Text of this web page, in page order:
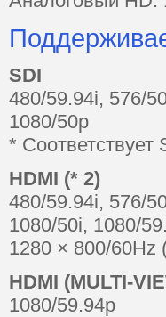
SDI
480/59.94i, 576/
1080/50p
*
HDMI (* 2)
480/59.94i, 576/
1080/50i, 1080/
1280 × 800/60Hz
HDMI (MULTI-
1080/59.94p